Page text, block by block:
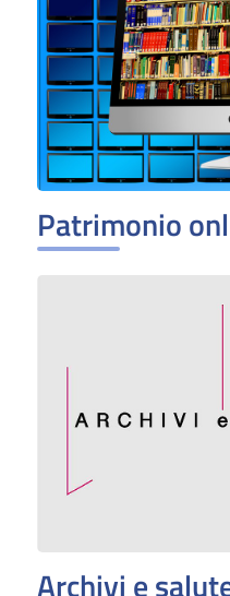
Patrimonio
Archivi e